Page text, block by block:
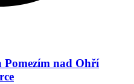
Pomezím nad Ohří